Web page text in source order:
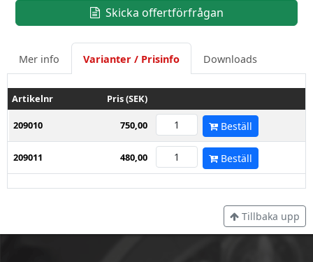
Skicka offertförfrågan
Mer info Varianter / Prisinfo Downloads
Artikelnr Pris (SEK)
209010 750,00 Beställ
209011 480,00 Beställ
Tillbaka upp